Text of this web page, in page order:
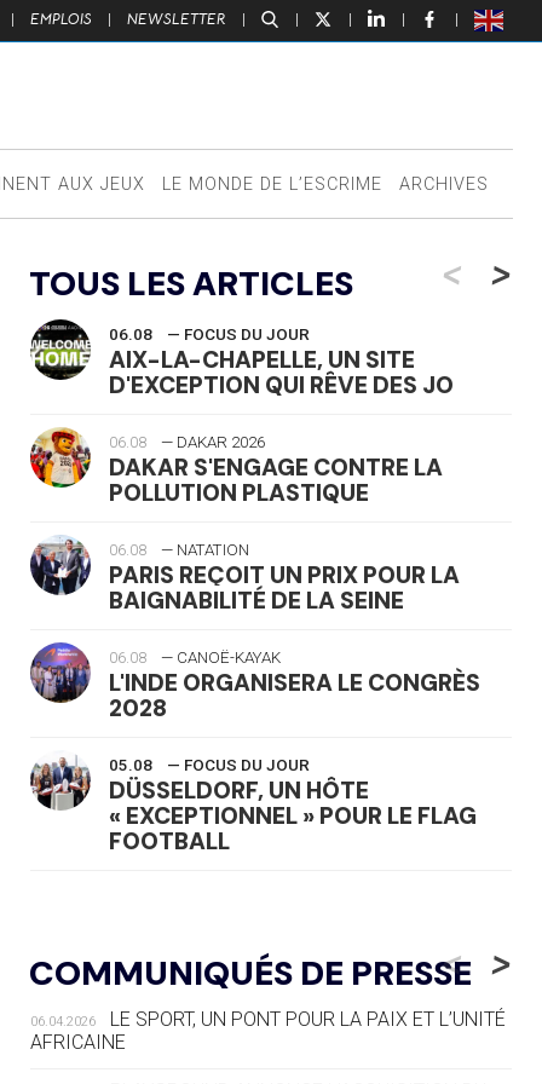
| EMPLOIS | NEWSLETTER | | | | |
AUX JEUX LE MONDE DE L’ESCRIME ARCHIVES
TOUS LES ARTICLES <
06.08 — FOCUS DU JOUR
AIX-LA-CHAPELLE, UN SITE
D'EXCEPTION QUI RÊVE DES JO
06.08 — DAKAR 2026
DAKAR S'ENGAGE CONTRE LA
POLLUTION PLASTIQUE
06.08 — NATATION
PARIS REÇOIT UN PRIX POUR LA
BAIGNABILITÉ DE LA SEINE
06.08 — CANOË-KAYAK
L'INDE ORGANISERA LE CONGRÈS
2028
05.08 — FOCUS DU JOUR
DÜSSELDORF, UN HÔTE
« EXCEPTIONNEL » POUR LE FLAG
FOOTBALL
LE RÊVE DE VOIR LA LUGE ALPINE
AUX JO « N'EST PAS FINI »
05.08 — TIR À L'ARC
DES MONDIAUX À BRISBANE SUR LA
>
COMMUNIQUÉS DE PRESSE
<
06.04.2026
LE SPORT, UN PONT POUR LA PAIX ET L’UNITÉ
AFRICAINE
>